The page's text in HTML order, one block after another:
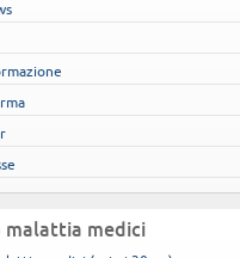
malattia medici